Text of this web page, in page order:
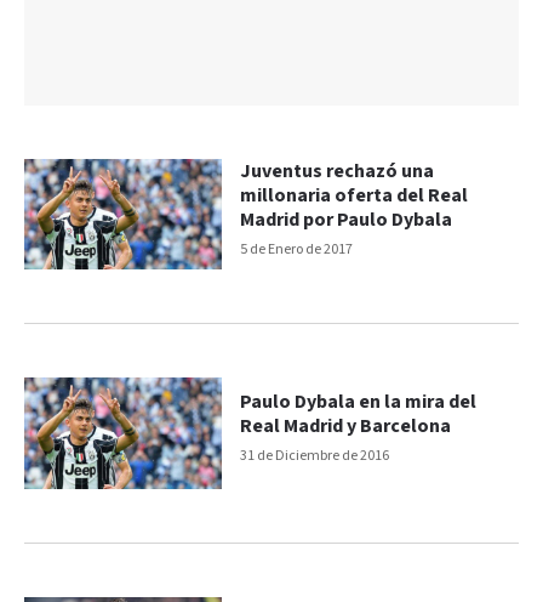
5 de Enero de 2017
Juventus rechazó una
millonaria oferta del Real
Madrid por Paulo Dybala
31 de Diciembre de 2016
Paulo Dybala en la mira del
Real Madrid y Barcelona